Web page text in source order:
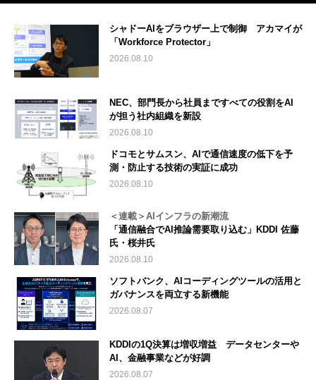
シャドーAIをブラウザー上で制御 アカマイが
「Workforce Protector」
2026.08.10
NEC、部門長から社員まですべての役割をAI
が担う社内組織を新設
2026.08.10
ドコモとサムスン、AIで通信速度の低下を予
測・防止する技術の実証に成功
2026.08.10
＜連載＞AIインフラの新潮流
「通信融合でAI推論需要取り込む」KDDI 佐藤
氏・桜井氏
2026.08.10
ソフトバンク、AIコーディングツールの活用と
ガバナンスを両立する新機能
2026.08.07
KDDIの1Q決算は増収増益 データセンターや
AI、金融事業などが好調
2026.08.07